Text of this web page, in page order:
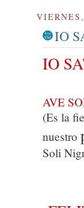
IO
IO
AVE
(Es la
nuestro
Soli